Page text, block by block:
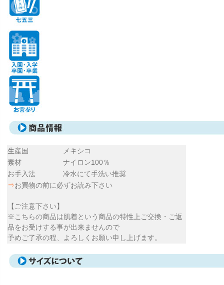
生産国
メキシコ
素材
ナイロン100％
お手入法
冷水にて手洗い推奨
⇒お買物の前に必ずお読み下さい
【ご注意下さい】
※こちらの商品は肌着という商品の特性上ご交換・ご返
品をお受けする事が出来ませんので
予めご了承の程、よろしくお願い申し上げます。